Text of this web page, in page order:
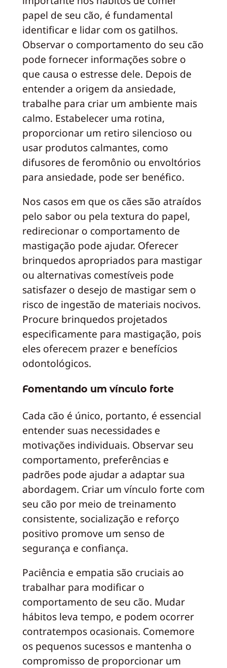
papel de seu cão, é fundamental
identificar e lidar com os gatilhos.
Observar o comportamento do seu cão
pode fornecer informações sobre o
que causa o estresse dele. Depois de
entender a origem da ansiedade,
trabalhe para criar um ambiente mais
calmo. Estabelecer uma rotina,
proporcionar um retiro silencioso ou
usar produtos calmantes, como
difusores de feromônio ou envoltórios
para ansiedade, pode ser benéfico.
Nos casos em que os cães são atraídos
pelo sabor ou pela textura do papel,
redirecionar o comportamento de
mastigação pode ajudar. Oferecer
brinquedos apropriados para mastigar
ou alternativas comestíveis pode
satisfazer o desejo de mastigar sem o
risco de ingestão de materiais nocivos.
Procure brinquedos projetados
especificamente para mastigação, pois
eles oferecem prazer e benefícios
odontológicos.
Fomentando um vínculo forte
Cada cão é único, portanto, é essencial
entender suas necessidades e
motivações individuais. Observar seu
comportamento, preferências e
padrões pode ajudar a adaptar sua
abordagem. Criar um vínculo forte com
seu cão por meio de treinamento
consistente, socialização e reforço
positivo promove um senso de
segurança e confiança.
Paciência e empatia são cruciais ao
trabalhar para modificar o
comportamento de seu cão. Mudar
hábitos leva tempo, e podem ocorrer
contratempos ocasionais. Comemore
os pequenos sucessos e mantenha o
compromisso de proporcionar um